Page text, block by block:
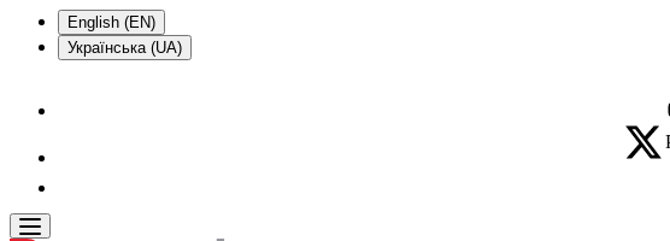
English (EN)
Українська (UA)
X -